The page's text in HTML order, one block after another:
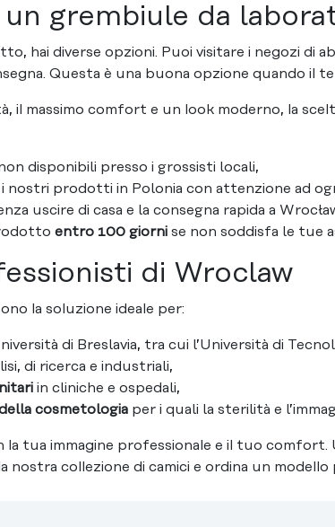
grembiule da
hai diverse opzioni. Puoi visitare i negozi di
Questa è una buona opzione quando il
il massimo comfort e un look moderno, la
disponibili presso i grossisti locali,
i nostri prodotti in Polonia con attenzione ad
uscire di casa e la consegna rapida a
entro 100 giorni se non soddisfa le tue
di Wroclaw
la soluzione ideale per:
di Breslavia, tra cui l’Università di
di ricerca e industriali,
in cliniche e ospedali,
cosmetologia per i quali la sterilità e
la tua immagine professionale e il tuo
nostra collezione di camici e ordina un